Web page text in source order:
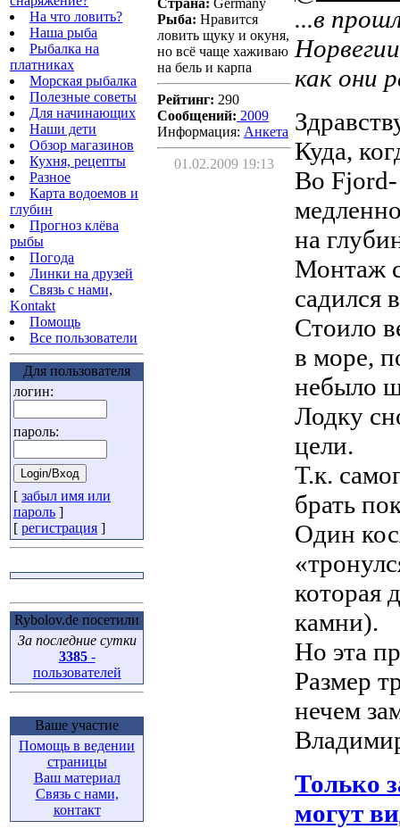
На что ловить?
Наша рыба
Рыбалка на
платниках
Морская рыбалка
Полезные советы
Для начинающих
Наши дети
Обзор магазинов
Кухня, рецепты
Разное
Карта водоемов и
глубин
Прогноз клёва
рыбы
Погода
Линки на друзей
Связь с нами,
Kontakt
Помощь
Все пользователи
Для пользователя
логин:
пароль:
[ забыл имя или
пароль ]
[ регистрация ]
Rybolov.de посетили
За последние сутки
3385-
пользователей
Ваше участие
Помощь в ведении
страницы
Ваш материал
Связь с нами,
контакт
Страна: Germany
Рыба: Нравится
ловить щуку и окуня,
но всё чаще хаживаю
на бель и карпа
Рейтинг: 290
Сообщений: 2009
Информация: Aнкета
01.02.2009 19:13
...в
как они
Куда,
Во Fjord-
на
Монтаж
садился
Стоило
в море,
небыло
Лодку
цели.
Т.к.
брать
Один
которая
камни).
Но эта
Размер
нечем
Только
могут